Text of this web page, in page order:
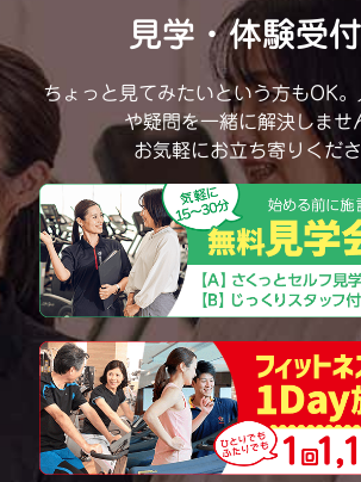
見学・体験受
ちょっと見てみたいという方もOK。
や疑問を一緒に解決しませ
お気軽にお立ち寄りくださ